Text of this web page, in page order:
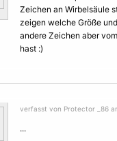
Zeichen an Wirbelsäule
zeigen welche Größe
andere Zeichen aber
hast :)
verfasst von Protector _86
...